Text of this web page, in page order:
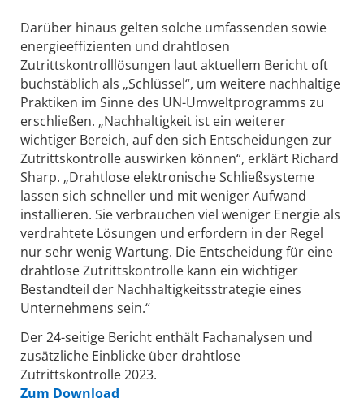
Darüber hinaus gelten solche umfassenden sowie
energieeffizienten und drahtlosen
Zutrittskontrolllösungen laut aktuellem Bericht oft
buchstäblich als „Schlüssel“, um weitere nachhaltige
Praktiken im Sinne des UN-Umweltprogramms zu
erschließen. „Nachhaltigkeit ist ein weiterer
wichtiger Bereich, auf den sich Entscheidungen zur
Zutrittskontrolle auswirken können“, erklärt Richard
Sharp. „Drahtlose elektronische Schließsysteme
lassen sich schneller und mit weniger Aufwand
installieren. Sie verbrauchen viel weniger Energie als
verdrahtete Lösungen und erfordern in der Regel
nur sehr wenig Wartung. Die Entscheidung für eine
drahtlose Zutrittskontrolle kann ein wichtiger
Bestandteil der Nachhaltigkeitsstrategie eines
Unternehmens sein.“
Der 24-seitige Bericht enthält Fachanalysen und
zusätzliche Einblicke über drahtlose
Zutrittskontrolle 2023.
Zum Download